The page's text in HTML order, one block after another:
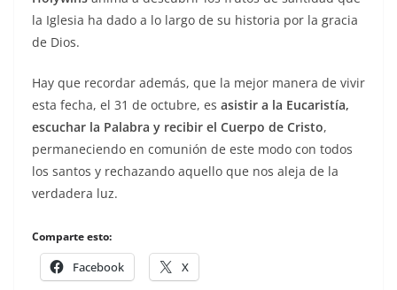
la Iglesia ha dado a lo largo de su historia por la gracia
de Dios.
Hay que recordar además, que la mejor manera de vivir
esta fecha, el 31 de octubre, es asistir a la Eucaristía,
escuchar la Palabra y recibir el Cuerpo de Cristo,
permaneciendo en comunión de este modo con todos
los santos y rechazando aquello que nos aleja de la
verdadera luz.
Comparte esto:
Facebook X